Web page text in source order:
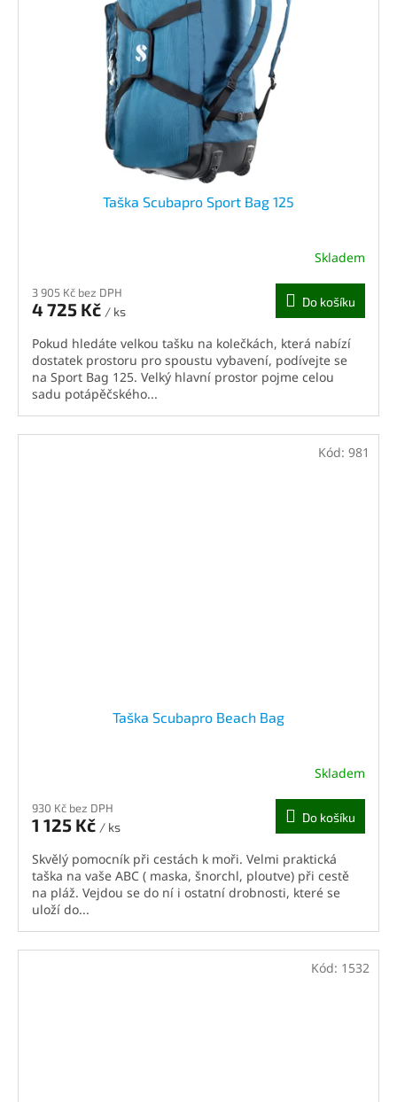
Taška Scubapro Sport Bag 125
Skladem
3 905 Kč bez DPH
4 725 Kč / ks
Do košíku
Pokud hledáte velkou tašku na kolečkách, která nabízí
dostatek prostoru pro spoustu vybavení, podívejte se
na Sport Bag 125. Velký hlavní prostor pojme celou
sadu potápěčského...
Taška Scubapro Beach Bag
Skladem
930 Kč bez DPH
1 125 Kč / ks
Do košíku
Skvělý pomocník při cestách k moři. Velmi praktická
taška na vaše ABC ( maska, šnorchl, ploutve) při cestě
na pláž. Vejdou se do ní i ostatní drobnosti, které se
uloží do...
Kód: 981
Kód: 1532